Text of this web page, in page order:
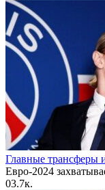
Главные трансферы
Евро-2024
03.7к.